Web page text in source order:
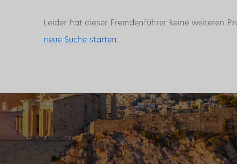
Leider hat dieser Fremdenführer keine weiteren
neue Suche starten.